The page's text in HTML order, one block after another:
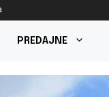
PREDAJNE